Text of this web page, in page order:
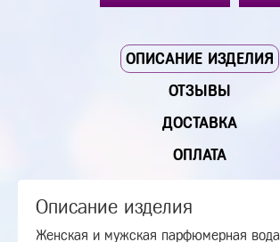
ОПИСАНИЕ ИЗДЕЛИЯ
ОТЗЫВЫ
ДОСТАВКА
ОПЛАТА
Описание изделия
Женская и мужская парфюмерная вода